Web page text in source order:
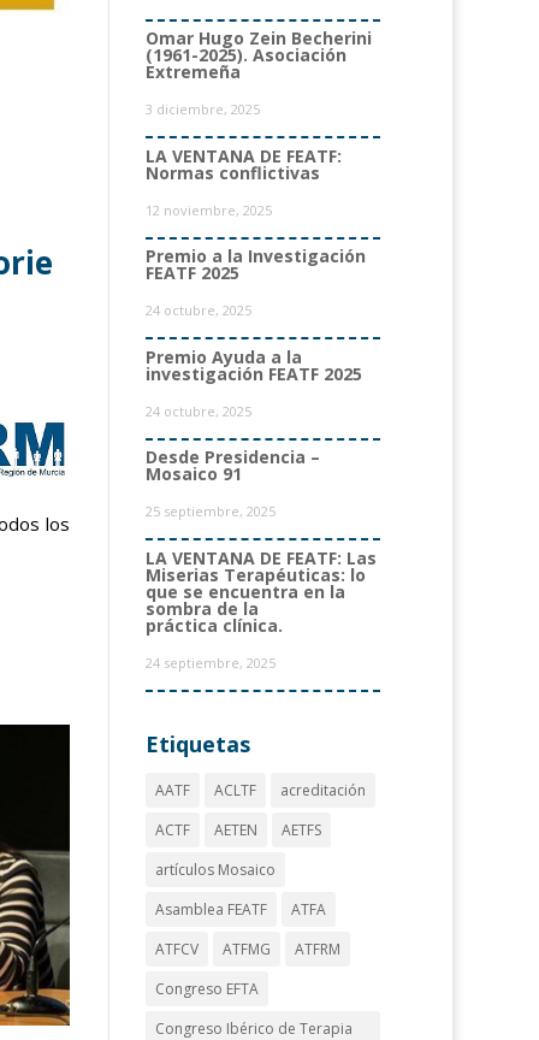
los
Omar Hugo Zein Becherini
(1961-2025). Asociación
Extremeña
3 diciembre, 2025
LA VENTANA DE FEATF:
Normas conflictivas
12 noviembre, 2025
Premio a la Investigación
FEATF 2025
24 octubre, 2025
Premio Ayuda a la
investigación FEATF 2025
24 octubre, 2025
Desde Presidencia –
Mosaico 91
25 septiembre, 2025
LA VENTANA DE FEATF: Las
Miserias Terapéuticas: lo
que se encuentra en la
sombra de la
práctica clínica.
24 septiembre, 2025
Etiquetas
AATF ACLTF
acreditación
ACTF
AETEN
AETFS
artículos Mosaico
Asamblea FEATF
ATFA
ATFCV
ATFMG
ATFRM
Congreso EFTA
Congreso Ibérico de Terapia